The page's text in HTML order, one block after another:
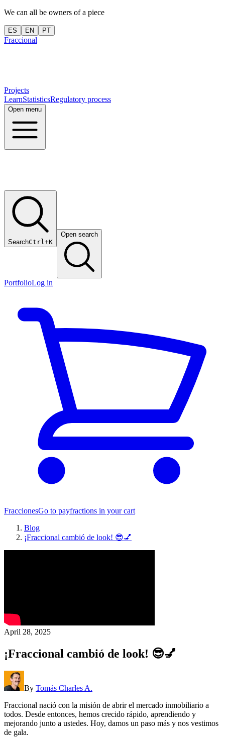
We can all be owners of a piece
ES EN PT
Fraccional
Projects
LearnStatisticsRegulatory process
Open menu
SearchCtrl+K
Open search
PortfolioLog in
FraccionesGo to payfractions in your cart
Blog
¡Fraccional cambió de look! 😎💅
April 28, 2025
¡Fraccional cambió de look! 😎💅
By Tomás Charles A.
Fraccional nació con la misión de abrir el mercado inmobiliario a
todos. Desde entonces, hemos crecido rápido, aprendiendo y
mejorando junto a ustedes. Hoy, damos un paso más y nos vestimos
de gala.